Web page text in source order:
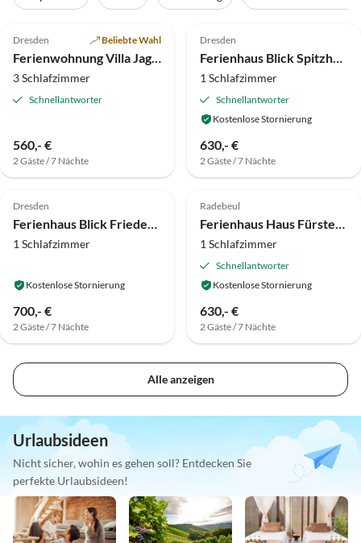
Dresden Beliebte Wahl
Ferienwohnung Villa Jagdweg
3 Schlafzimmer
Schnellantworter
560,- €
2 Gäste / 7 Nächte
Dresden
Ferienhaus Blick Spitzhaus
1 Schlafzimmer
Schnellantworter
Kostenlose Stornierung
630,- €
2 Gäste / 7 Nächte
Dresden
Ferienhaus Blick Friedensburg
1 Schlafzimmer
Kostenlose Stornierung
700,- €
2 Gäste / 7 Nächte
Radebeul
Ferienhaus Haus Fürstenhain
1 Schlafzimmer
Schnellantworter
Kostenlose Stornierung
630,- €
2 Gäste / 7 Nächte
Alle anzeigen
Urlaubsideen
Nicht sicher, wohin es gehen soll? Entdecken Sie
perfekte Urlaubsideen!